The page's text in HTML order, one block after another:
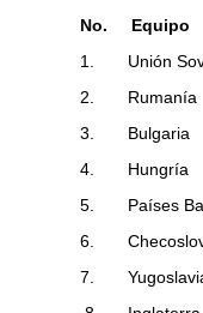
No.
1. Unión
2.
3.
4.
5.
6.
7.